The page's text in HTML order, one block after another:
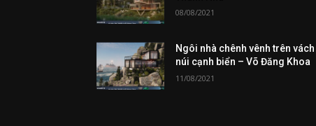
08/08/2021
Ngôi nhà chênh vênh trên vách
núi cạnh biển – Võ Đăng Khoa
11/08/2021